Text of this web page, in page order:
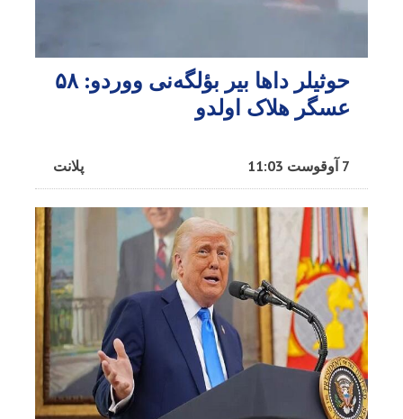
حوثیلر داها بیر بؤلگه‌نی ووردو: ۵۸
عسگر هلاک اولدو
پلانت 7 آوقوست 11:03